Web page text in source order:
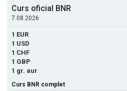
Curs oficial BNR
7.08.2026
1 EUR
1 USD
1 CHF
1 GBP
1 gr. aur
Curs BNR complet